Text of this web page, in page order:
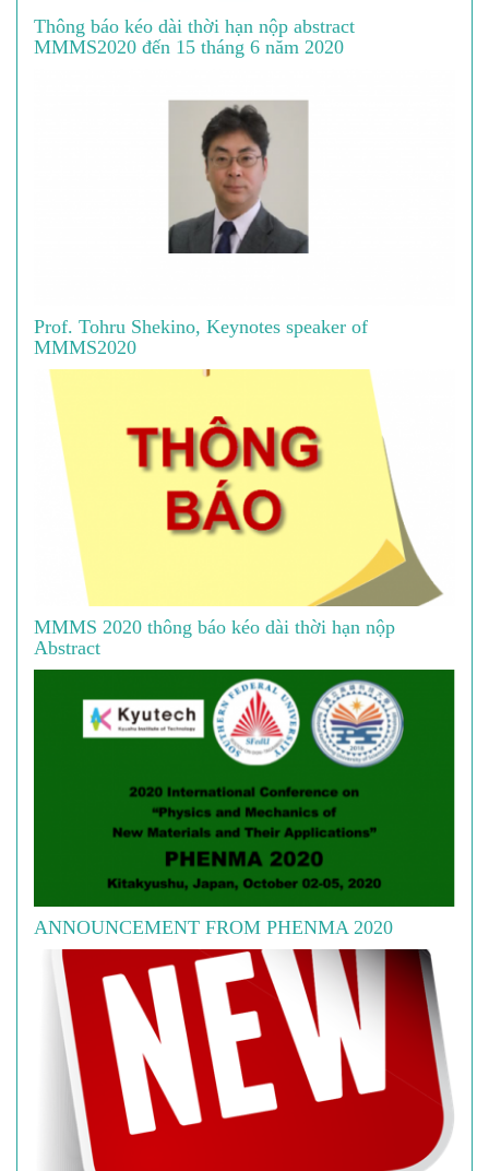
Thông báo kéo dài thời hạn nộp abstract
MMMS2020 đến 15 tháng 6 năm 2020
Prof. Tohru Shekino, Keynotes speaker of
MMMS2020
MMMS 2020 thông báo kéo dài thời hạn nộp
Abstract
ANNOUNCEMENT FROM PHENMA 2020